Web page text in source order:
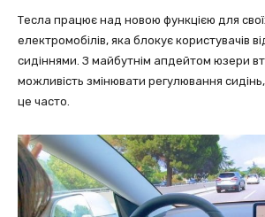
Тесла працює над новою функцією для
електромобілів, яка блокує користувачів
сидіннями. З майбутнім апдейтом юзери
можливість змінювати регулювання
це часто.